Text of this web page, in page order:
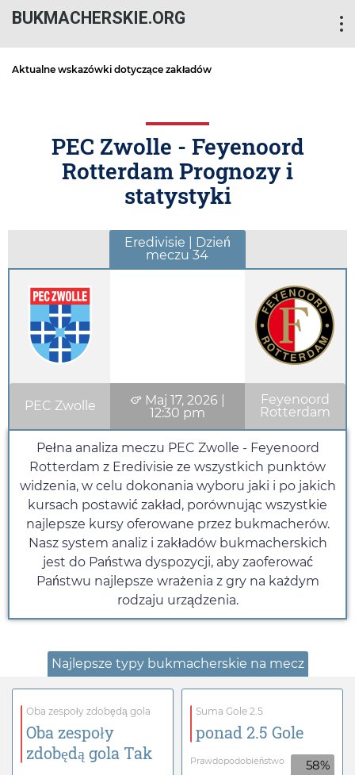
BUKMACHERSKIE.ORG
Aktualne wskazówki dotyczące zakładów
PEC Zwolle - Feyenoord
Rotterdam Prognozy i
statystyki
Eredivisie | Dzień
meczu 34
PEC Zwolle Maj 17, 2026
12:30 pm
Feyenoord
Rotterdam
Pełna analiza meczu PEC Zwolle - Feyenoord
Rotterdam z Eredivisie ze wszystkich punktów
widzenia, w celu dokonania wyboru jaki i po jakich
kursach postawić zakład, porównując wszystkie
najlepsze kursy oferowane przez bukmacherów.
Nasz system analiz i zakładów bukmacherskich
jest do Państwa dyspozycji, aby zaoferować
Państwu najlepsze wrażenia z gry na każdym
rodzaju urządzenia.
Najlepsze typy bukmacherskie na mecz
Oba zespoły zdobędą gola
Oba zespoły
zdobędą gola Tak
Suma Gole 2.5
ponad 2.5 Gole
Prawdopodobieństwo 58%